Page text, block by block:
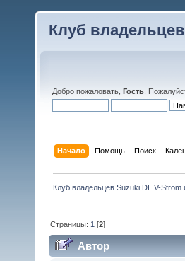
Клуб
Добро пожаловать, Гость .
Начало Помощь Поиск
Клуб владельцев Suzuki DL V-Strom
Страницы: 1 [2]
Автор